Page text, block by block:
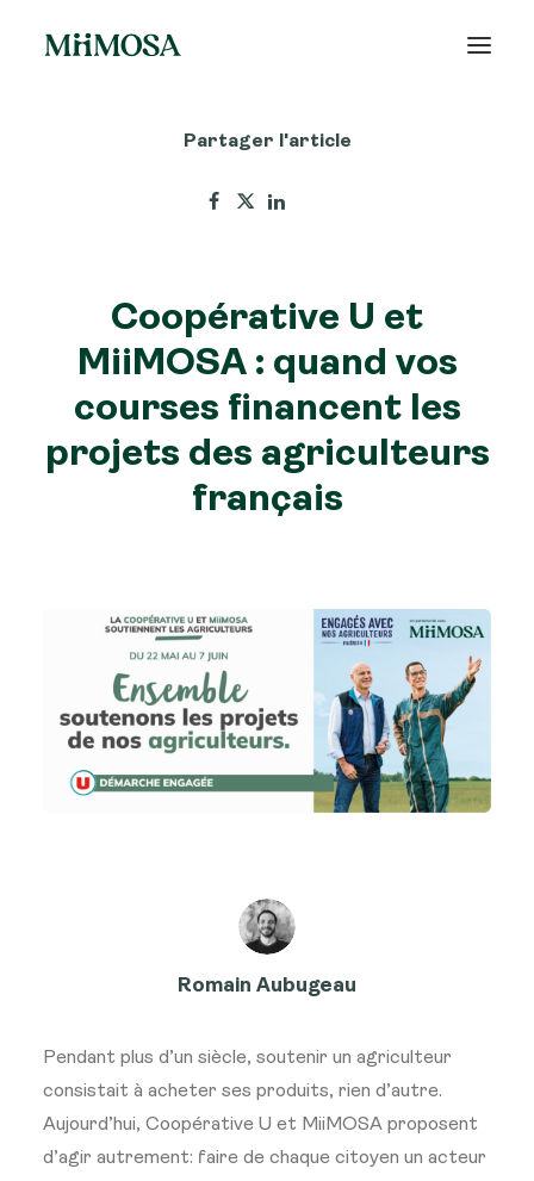
Découvrir MiiMOSA
Recherche
Partager l'article
Coopérative U et
MiiMOSA : quand vos
courses financent les
projets des agriculteurs
français
Romain Aubugeau
Pendant plus d’un siècle, soutenir un agriculteur
consistait à acheter ses produits, rien d’autre.
Aujourd’hui, Coopérative U et MiiMOSA proposent
d’agir autrement: faire de chaque citoyen un acteur